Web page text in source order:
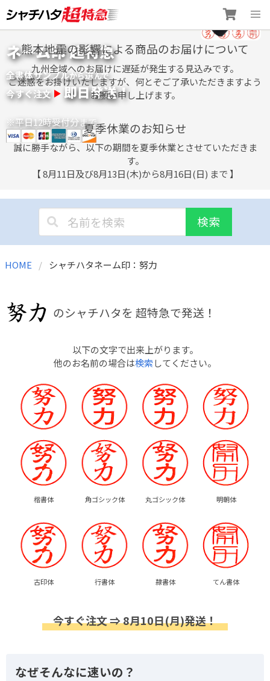
to
content
ネーム印 超特急
全書体サンプルから選んで
今すぐ注文 即日発送！
※平日12時受付分まで
熊本地震の影響による商品のお届けについて
九州全域へのお届けに遅延が発生する見込みです。
ご迷惑をお掛けいたしますが、何とぞご了承いただきますよう
お願い申し上げます。
夏季休業のお知らせ
誠に勝手ながら、以下の期間を夏季休業とさせていただきま
す。
【 8月11日及び8月13日(木)から8月16日(日) まで 】
検索
HOME シャチハタネーム印：努力
のシャチハタを 超特急で発送！
以下の文字で出来上がります。
他のお名前の場合は検索してください。
楷書体 角ゴシック体 丸ゴシック体 明朝体
古印体 行書体 隷書体 てん書体
今すぐ注文 ⇒ 8月10日(月)発送！
なぜそんなに速いの？